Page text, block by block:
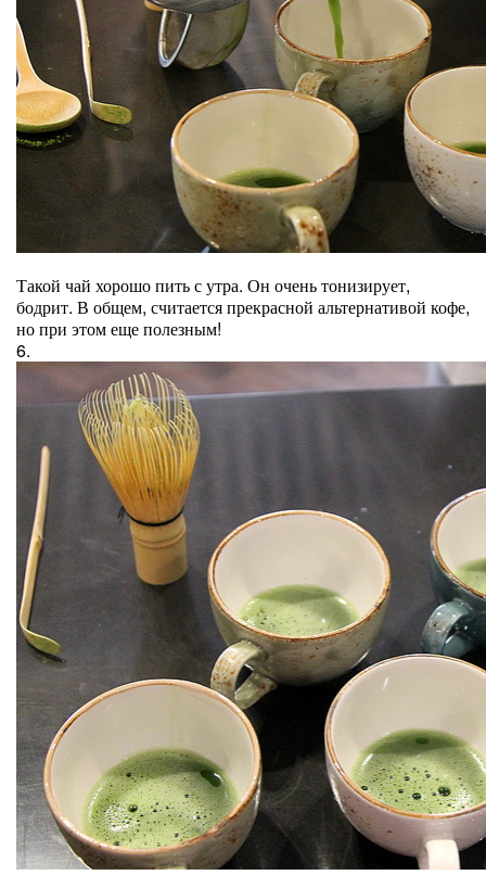
Такой чай хорошо пить с утра. Он очень тонизирует,
бодрит. В общем, считается прекрасной альтернативой кофе,
но при этом еще полезным!
6.